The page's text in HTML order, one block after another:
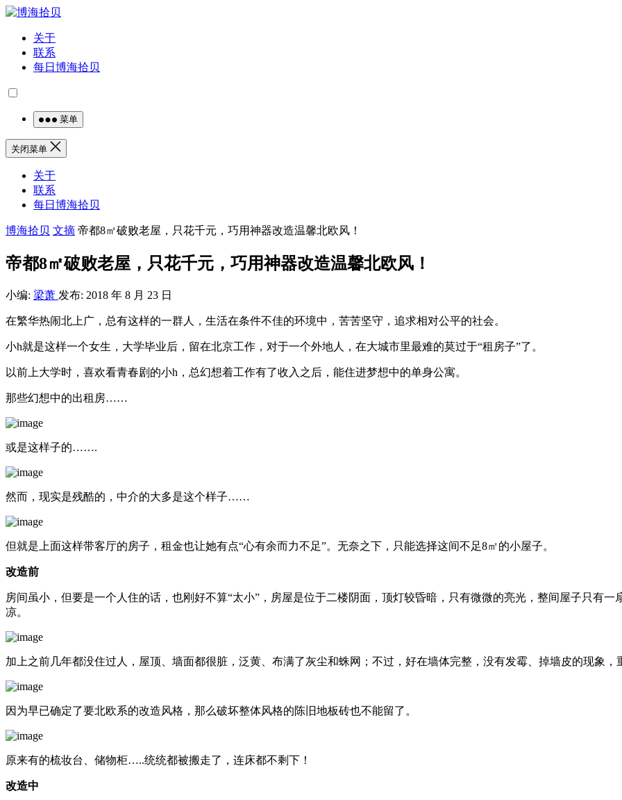
关于
联系
每日博海拾贝
菜单
关闭菜单
关于
联系
每日博海拾贝
博海拾贝 文摘 帝都8㎡破败老屋，只花千元，巧用神器改造温馨北欧风！
帝都8㎡破败老屋，只花千元，巧用神器改造温馨北欧风！
小编: 梁萧 发布: 2018 年 8 月 23 日
在繁华热闹北上广，总有这样的一群人，生活在条件不佳的环境中，苦苦坚守，追求相对公平的社会。
小h就是这样一个女生，大学毕业后，留在北京工作，对于一个外地人，在大城市里最难的莫过于“租房子”了。
以前上大学时，喜欢看青春剧的小h，总幻想着工作有了收入之后，能住进梦想中的单身公寓。
那些幻想中的出租房……
或是这样子的…….
然而，现实是残酷的，中介的大多是这个样子……
但就是上面这样带客厅的房子，租金也让她有点“心有余而力不足”。无奈之下，只能选择这间不足8㎡的小屋子。
改造前
房间虽小，但要是一个人住的话，也刚好不算“太小”，房屋是位于二楼阴面，顶灯较昏暗，只有微微的亮光，整间屋子只有
凉。
加上之前几年都没住过人，屋顶、墙面都很脏，泛黄、布满了灰尘和蛛网；不过，好在墙体完整，没有发霉、掉墙皮的现象，
因为早已确定了要北欧系的改造风格，那么破坏整体风格的陈旧地板砖也不能留了。
原来有的梳妆台、储物柜…..统统都被搬走了，连床都不剩下！
改造中